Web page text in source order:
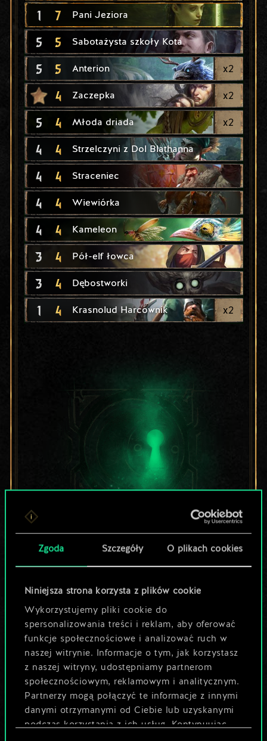
Zgoda Szczegóły O plikach cookies
Niniejsza strona korzysta z plików cookie
Wykorzystujemy pliki cookie do
spersonalizowania treści i reklam, aby oferować
funkcje społecznościowe i analizować ruch w
naszej witrynie. Informacje o tym, jak korzystasz
z naszej witryny, udostępniamy partnerom
społecznościowym, reklamowym i analitycznym.
Partnerzy mogą połączyć te informacje z innymi
danymi otrzymanymi od Ciebie lub uzyskanymi
podczas korzystania z ich usług. Kontynuując
1 7 Pani Jeziora
5 5 Sabotażysta szkoły Kota
5 5 Anterion x2
4 Zaczepka x2
5 4 Młoda driada x2
4 4 Strzelczyni z Dol Blathanna
4 4 Straceniec
4 4 Wiewiórka
4 4 Kameleon
3 4 Pół-elf łowca
3 4 Dębostworki
1 4 Krasnolud Harcownik x2
Lubisz grać tą talią?
Pomóż społeczności
odkryć jej
potencjał!
Nazwij talię i opisz swoją strategię
Edytuj talię